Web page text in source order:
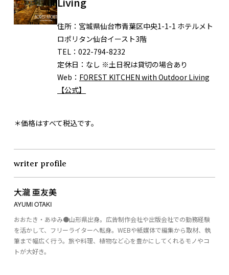
住所： 宮城県仙台市青葉区中央1-1-1 ホテルメト
ロポリタン仙台イースト3階
TEL： 022-794-8232
定休日： なし ※土日祝は貸切の場合あり
Web： FOREST KITCHEN with Outdoor Living
【公式】
＊価格はすべて税込です。
writer profile
大瀧 亜友美
AYUMI OTAKI
おおたき・あゆみ●山形県出身。広告制作会社や出版会社での勤務経験
を活かして、フリーライターへ転身。WEBや紙媒体で編集から取材、執
筆まで幅広く行う。旅や料理、植物など心を豊かにしてくれるモノやコ
トが大好き。